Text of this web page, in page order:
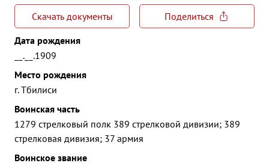
Скачать документы
Поделиться
Дата рождения
__.__.1909
Место рождения
г. Тбилиси
Воинская часть
1279 стрелковый полк 389 стрелковой дивизии; 389
стрелковая дивизия; 37 армия
Воинское звание